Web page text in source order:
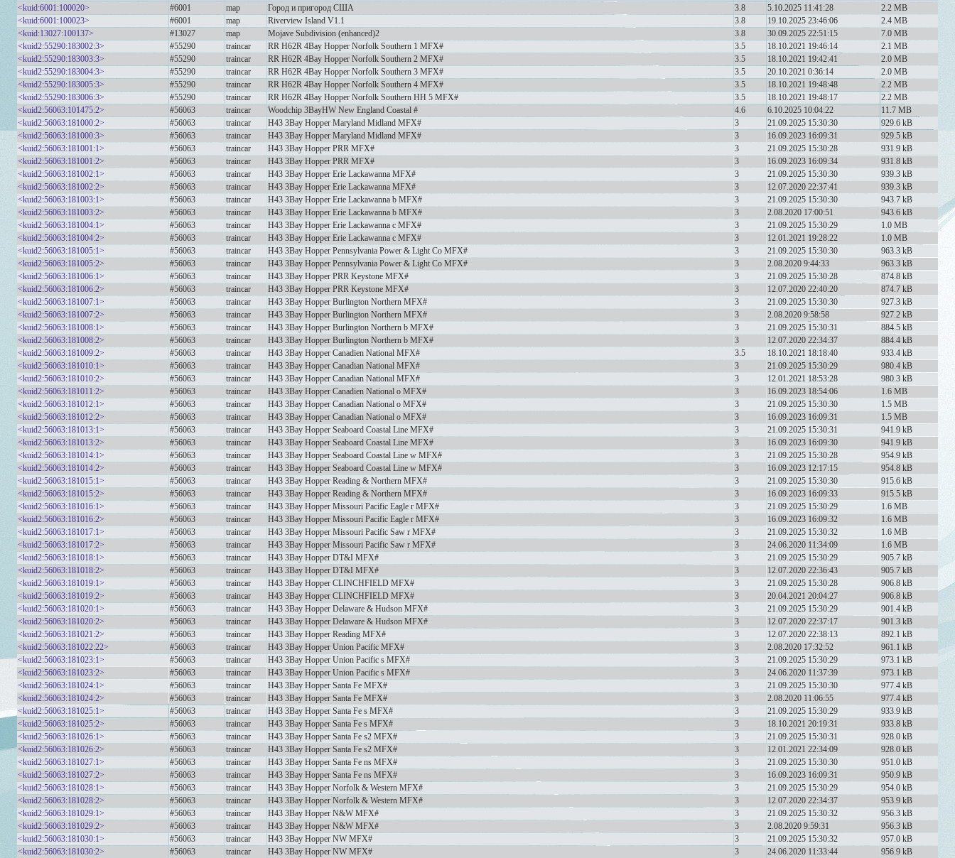
<kuid:6001:100020>
#6001 map Город и пригород США 3.8 5.10.2025 11:41:28
2.2 MB
<kuid:6001:100023>
#6001 map Riverview Island V1.1 3.8 19.10.2025 23:46:06
2.4 MB
<kuid:13027:100137>
#13027 map Mojave Subdivision (enhanced)2 3.8 30.09.2025 22:51:15
7.0 MB
<kuid2:55290:183002:3>
#55290 traincar RR H62R 4Bay Hopper Norfolk Southern 1 MFX# 3.5 18.10.2021 19:46:14
2.1 MB
<kuid2:55290:183003:3>
#55290 traincar RR H62R 4Bay Hopper Norfolk Southern 2 MFX# 3.5 18.10.2021 19:42:41
2.0 MB
<kuid2:55290:183004:3>
#55290 traincar RR H62R 4Bay Hopper Norfolk Southern 3 MFX# 3.5 20.10.2021 0:36:14
2.0 MB
<kuid2:55290:183005:3>
#55290 traincar RR H62R 4Bay Hopper Norfolk Southern 4 MFX# 3.5 18.10.2021 19:48:48
2.2 MB
<kuid2:55290:183006:3>
#55290 traincar RR H62R 4Bay Hopper Norfolk Southern HH 5 MFX# 3.5 18.10.2021 19:48:17
2.2 MB
<kuid2:56063:101475:2>
#56063 traincar Woodchip 3BayHW New England Coastal # 4.6 6.10.2025 10:04:22
11.7 MB
<kuid2:56063:181000:2>
#56063 traincar H43 3Bay Hopper Maryland Midland MFX# 3 21.09.2025 15:30:30
929.6 kB
<kuid2:56063:181000:3>
#56063 traincar H43 3Bay Hopper Maryland Midland MFX# 3 16.09.2023 16:09:31
929.5 kB
<kuid2:56063:181001:1>
#56063 traincar H43 3Bay Hopper PRR MFX# 3 21.09.2025 15:30:28
931.9 kB
<kuid2:56063:181001:2>
#56063 traincar H43 3Bay Hopper PRR MFX# 3 16.09.2023 16:09:34
931.8 kB
<kuid2:56063:181002:1>
#56063 traincar H43 3Bay Hopper Erie Lackawanna MFX# 3 21.09.2025 15:30:30
939.3 kB
<kuid2:56063:181002:2>
#56063 traincar H43 3Bay Hopper Erie Lackawanna MFX# 3 12.07.2020 22:37:41
939.3 kB
<kuid2:56063:181003:1>
#56063 traincar H43 3Bay Hopper Erie Lackawanna b MFX# 3 21.09.2025 15:30:30
943.7 kB
<kuid2:56063:181003:2>
#56063 traincar H43 3Bay Hopper Erie Lackawanna b MFX# 3 2.08.2020 17:00:51
943.6 kB
<kuid2:56063:181004:1>
#56063 traincar H43 3Bay Hopper Erie Lackawanna c MFX# 3 21.09.2025 15:30:29
1.0 MB
<kuid2:56063:181004:2>
#56063 traincar H43 3Bay Hopper Erie Lackawanna c MFX# 3 12.01.2021 19:28:22
1.0 MB
<kuid2:56063:181005:1>
#56063 traincar H43 3Bay Hopper Pennsylvania Power & Light Co MFX# 3 21.09.2025 15:30:30
963.3 kB
<kuid2:56063:181005:2>
#56063 traincar H43 3Bay Hopper Pennsylvania Power & Light Co MFX# 3 2.08.2020 9:44:33
963.3 kB
<kuid2:56063:181006:1>
#56063 traincar H43 3Bay Hopper PRR Keystone MFX# 3 21.09.2025 15:30:28
874.8 kB
<kuid2:56063:181006:2>
#56063 traincar H43 3Bay Hopper PRR Keystone MFX# 3 12.07.2020 22:40:20
874.7 kB
<kuid2:56063:181007:1>
#56063 traincar H43 3Bay Hopper Burlington Northern MFX# 3 21.09.2025 15:30:30
927.3 kB
<kuid2:56063:181007:2>
#56063 traincar H43 3Bay Hopper Burlington Northern MFX# 3 2.08.2020 9:58:58
927.2 kB
<kuid2:56063:181008:1>
#56063 traincar H43 3Bay Hopper Burlington Northern b MFX# 3 21.09.2025 15:30:31
884.5 kB
<kuid2:56063:181008:2>
#56063 traincar H43 3Bay Hopper Burlington Northern b MFX# 3 12.07.2020 22:34:37
884.4 kB
<kuid2:56063:181009:2>
#56063 traincar H43 3Bay Hopper Canadien National MFX# 3.5 18.10.2021 18:18:40
933.4 kB
<kuid2:56063:181010:1>
#56063 traincar H43 3Bay Hopper Canadian National MFX# 3 21.09.2025 15:30:29
980.4 kB
<kuid2:56063:181010:2>
#56063 traincar H43 3Bay Hopper Canadian National MFX# 3 12.01.2021 18:53:28
980.3 kB
<kuid2:56063:181011:2>
#56063 traincar H43 3Bay Hopper Canadien National o MFX# 3 16.09.2023 18:54:06
1.6 MB
<kuid2:56063:181012:1>
#56063 traincar H43 3Bay Hopper Canadian National o MFX# 3 21.09.2025 15:30:30
1.5 MB
<kuid2:56063:181012:2>
#56063 traincar H43 3Bay Hopper Canadian National o MFX# 3 16.09.2023 16:09:31
1.5 MB
<kuid2:56063:181013:1>
#56063 traincar H43 3Bay Hopper Seaboard Coastal Line MFX# 3 21.09.2025 15:30:31
941.9 kB
<kuid2:56063:181013:2>
#56063 traincar H43 3Bay Hopper Seaboard Coastal Line MFX# 3 16.09.2023 16:09:30
941.9 kB
<kuid2:56063:181014:1>
#56063 traincar H43 3Bay Hopper Seaboard Coastal Line w MFX# 3 21.09.2025 15:30:28
954.9 kB
<kuid2:56063:181014:2>
#56063 traincar H43 3Bay Hopper Seaboard Coastal Line w MFX# 3 16.09.2023 12:17:15
954.8 kB
<kuid2:56063:181015:1>
#56063 traincar H43 3Bay Hopper Reading & Northern MFX# 3 21.09.2025 15:30:30
915.6 kB
<kuid2:56063:181015:2>
#56063 traincar H43 3Bay Hopper Reading & Northern MFX# 3 16.09.2023 16:09:33
915.5 kB
<kuid2:56063:181016:1>
#56063 traincar H43 3Bay Hopper Missouri Pacific Eagle r MFX# 3 21.09.2025 15:30:29
1.6 MB
<kuid2:56063:181016:2>
#56063 traincar H43 3Bay Hopper Missouri Pacific Eagle r MFX# 3 16.09.2023 16:09:32
1.6 MB
<kuid2:56063:181017:1>
#56063 traincar H43 3Bay Hopper Missouri Pacific Saw r MFX# 3 21.09.2025 15:30:32
1.6 MB
<kuid2:56063:181017:2>
#56063 traincar H43 3Bay Hopper Missouri Pacific Saw r MFX# 3 24.06.2020 11:34:09
1.6 MB
<kuid2:56063:181018:1>
#56063 traincar H43 3Bay Hopper DT&I MFX# 3 21.09.2025 15:30:29
905.7 kB
<kuid2:56063:181018:2>
#56063 traincar H43 3Bay Hopper DT&I MFX# 3 12.07.2020 22:36:43
905.7 kB
<kuid2:56063:181019:1>
#56063 traincar H43 3Bay Hopper CLINCHFIELD MFX# 3 21.09.2025 15:30:28
906.8 kB
<kuid2:56063:181019:2>
#56063 traincar H43 3Bay Hopper CLINCHFIELD MFX# 3 20.04.2021 20:04:27
906.8 kB
<kuid2:56063:181020:1>
#56063 traincar H43 3Bay Hopper Delaware & Hudson MFX# 3 21.09.2025 15:30:29
901.4 kB
<kuid2:56063:181020:2>
#56063 traincar H43 3Bay Hopper Delaware & Hudson MFX# 3 12.07.2020 22:37:17
901.3 kB
<kuid2:56063:181021:2>
#56063 traincar H43 3Bay Hopper Reading MFX# 3 12.07.2020 22:38:13
892.1 kB
<kuid2:56063:181022:22>
#56063 traincar H43 3Bay Hopper Union Pacific MFX# 3 2.08.2020 17:32:52
961.1 kB
<kuid2:56063:181023:1>
#56063 traincar H43 3Bay Hopper Union Pacific s MFX# 3 21.09.2025 15:30:29
973.1 kB
<kuid2:56063:181023:2>
#56063 traincar H43 3Bay Hopper Union Pacific s MFX# 3 24.06.2020 11:37:39
973.1 kB
<kuid2:56063:181024:1>
#56063 traincar H43 3Bay Hopper Santa Fe MFX# 3 21.09.2025 15:30:30
977.4 kB
<kuid2:56063:181024:2>
#56063 traincar H43 3Bay Hopper Santa Fe MFX# 3 2.08.2020 11:06:55
977.4 kB
<kuid2:56063:181025:1>
#56063 traincar H43 3Bay Hopper Santa Fe s MFX# 3 21.09.2025 15:30:29
933.9 kB
<kuid2:56063:181025:2>
#56063 traincar H43 3Bay Hopper Santa Fe s MFX# 3 18.10.2021 20:19:31
933.8 kB
<kuid2:56063:181026:1>
#56063 traincar H43 3Bay Hopper Santa Fe s2 MFX# 3 21.09.2025 15:30:31
928.0 kB
<kuid2:56063:181026:2>
#56063 traincar H43 3Bay Hopper Santa Fe s2 MFX# 3 12.01.2021 22:34:09
928.0 kB
<kuid2:56063:181027:1>
#56063 traincar H43 3Bay Hopper Santa Fe ns MFX# 3 21.09.2025 15:30:30
951.0 kB
<kuid2:56063:181027:2>
#56063 traincar H43 3Bay Hopper Santa Fe ns MFX# 3 16.09.2023 16:09:31
950.9 kB
<kuid2:56063:181028:1>
#56063 traincar H43 3Bay Hopper Norfolk & Western MFX# 3 21.09.2025 15:30:29
954.0 kB
<kuid2:56063:181028:2>
#56063 traincar H43 3Bay Hopper Norfolk & Western MFX# 3 12.07.2020 22:34:37
953.9 kB
<kuid2:56063:181029:1>
#56063 traincar H43 3Bay Hopper N&W MFX# 3 21.09.2025 15:30:32
956.3 kB
<kuid2:56063:181029:2>
#56063 traincar H43 3Bay Hopper N&W MFX# 3 2.08.2020 9:59:31
956.3 kB
<kuid2:56063:181030:1>
#56063 traincar H43 3Bay Hopper NW MFX# 3 21.09.2025 15:30:32
957.0 kB
<kuid2:56063:181030:2>
#56063 traincar H43 3Bay Hopper NW MFX# 3 24.06.2020 11:33:44
956.9 kB